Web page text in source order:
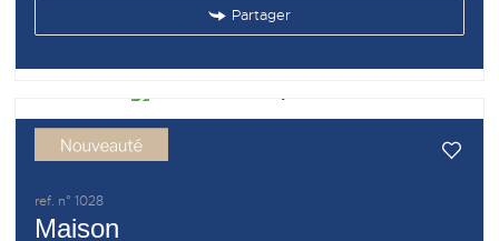
Partager
ref. n° 1028
Maison